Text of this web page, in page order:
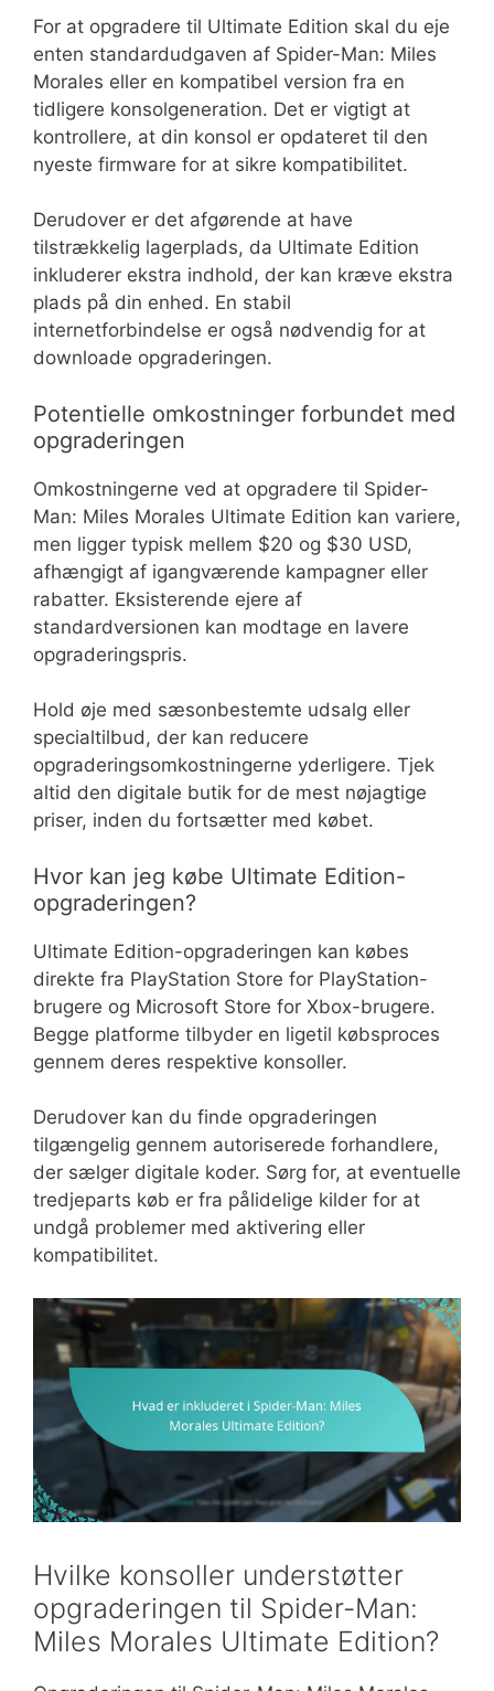
For at opgradere til Ultimate Edition skal du eje
enten standardudgaven af Spider-Man: Miles
Morales eller en kompatibel version fra en
tidligere konsolgeneration. Det er vigtigt at
kontrollere, at din konsol er opdateret til den
nyeste firmware for at sikre kompatibilitet.
Derudover er det afgørende at have
tilstrækkelig lagerplads, da Ultimate Edition
inkluderer ekstra indhold, der kan kræve ekstra
plads på din enhed. En stabil
internetforbindelse er også nødvendig for at
downloade opgraderingen.
Potentielle omkostninger forbundet med
opgraderingen
Omkostningerne ved at opgradere til Spider-
Man: Miles Morales Ultimate Edition kan variere,
men ligger typisk mellem $20 og $30 USD,
afhængigt af igangværende kampagner eller
rabatter. Eksisterende ejere af
standardversionen kan modtage en lavere
opgraderingspris.
Hold øje med sæsonbestemte udsalg eller
specialtilbud, der kan reducere
opgraderingsomkostningerne yderligere. Tjek
altid den digitale butik for de mest nøjagtige
priser, inden du fortsætter med købet.
Hvor kan jeg købe Ultimate Edition-
opgraderingen?
Ultimate Edition-opgraderingen kan købes
direkte fra PlayStation Store for PlayStation-
brugere og Microsoft Store for Xbox-brugere.
Begge platforme tilbyder en ligetil købsproces
gennem deres respektive konsoller.
Derudover kan du finde opgraderingen
tilgængelig gennem autoriserede forhandlere,
der sælger digitale koder. Sørg for, at eventuelle
tredjeparts køb er fra pålidelige kilder for at
undgå problemer med aktivering eller
kompatibilitet.
Hvilke konsoller understøtter
opgraderingen til Spider-Man:
Miles Morales Ultimate Edition?